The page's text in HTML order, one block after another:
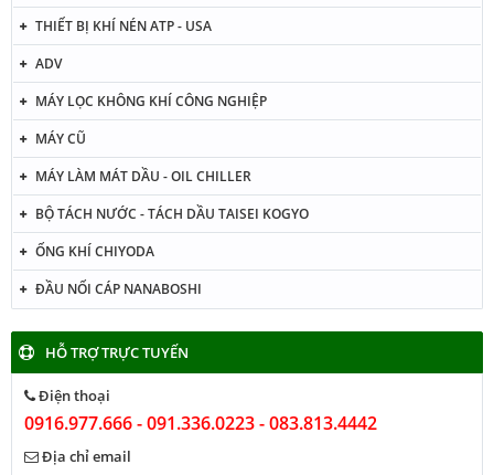
THIẾT BỊ KHÍ NÉN ATP - USA
ADV
MÁY LỌC KHÔNG KHÍ CÔNG NGHIỆP
MÁY CŨ
MÁY LÀM MÁT DẦU - OIL CHILLER
BỘ TÁCH NƯỚC - TÁCH DẦU TAISEI KOGYO
ỐNG KHÍ CHIYODA
ĐẦU NỐI CÁP NANABOSHI
HỖ TRỢ TRỰC TUYẾN
Điện thoại
0916.977.666 - 091.336.0223 - 083.813.4442
Địa chỉ email